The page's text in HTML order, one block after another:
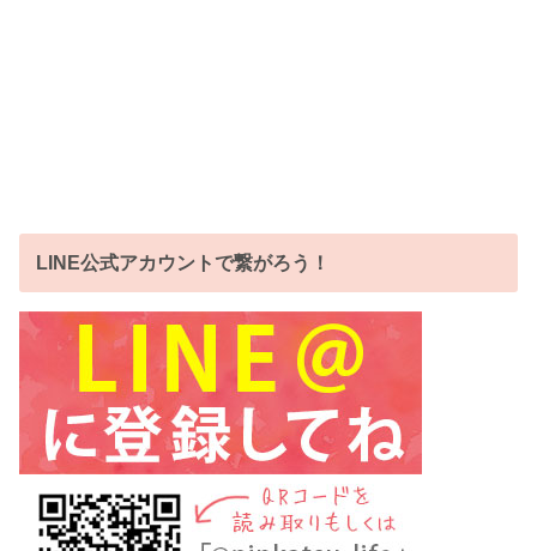
LINE公式アカウントで繋がろう！